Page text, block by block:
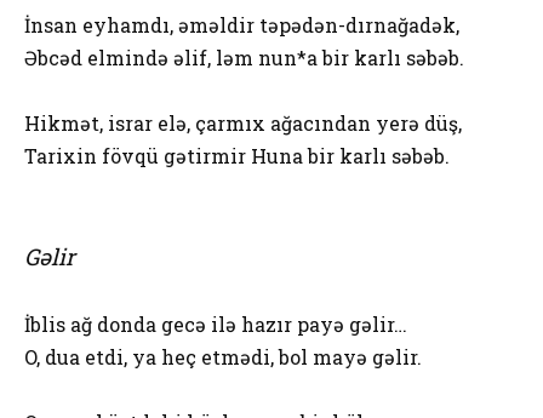
İnsan eyhamdı, əməldir təpədən-dırnağadək,
Əbcəd elmində əlif, ləm nun*a bir karlı səbəb.
Hikmət, israr elə, çarmıx ağacından yerə düş,
Tarixin fövqü gətirmir Huna bir karlı səbəb.
Gəlir
İblis ağ donda gecə ilə hazır payə gəlir…
O, dua etdi, ya heç etmədi, bol mayə gəlir.